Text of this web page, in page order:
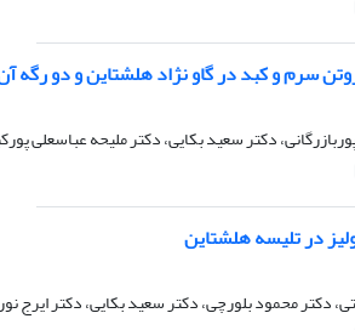
دکتر سعید بکایی، دکتر ملیحه عباسعلی
در تلیسه هلشتاین
محمود بلورچی، دکتر سعید بکایی، دکتر ایرج